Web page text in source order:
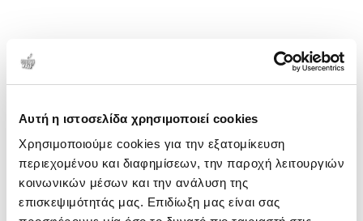
Αυτή η ιστοσελίδα χρησιμοποιεί cookies
Χρησιμοποιούμε cookies για την εξατομίκευση
περιεχομένου και διαφημίσεων, την παροχή λειτουργιών
κοινωνικών μέσων και την ανάλυση της
επισκεψιμότητάς μας. Επιδίωξη μας είναι σας